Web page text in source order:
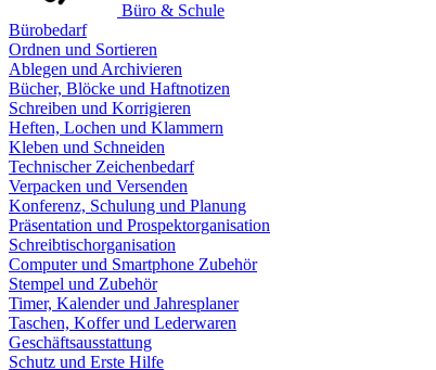
Büro & Schule
Bürobedarf
Ordnen und Sortieren
Ablegen und Archivieren
Bücher, Blöcke und Haftnotizen
Schreiben und Korrigieren
Heften, Lochen und Klammern
Kleben und Schneiden
Technischer Zeichenbedarf
Verpacken und Versenden
Konferenz, Schulung und Planung
Präsentation und Prospektorganisation
Schreibtischorganisation
Computer und Smartphone Zubehör
Stempel und Zubehör
Timer, Kalender und Jahresplaner
Taschen, Koffer und Lederwaren
Geschäftsausstattung
Schutz und Erste Hilfe